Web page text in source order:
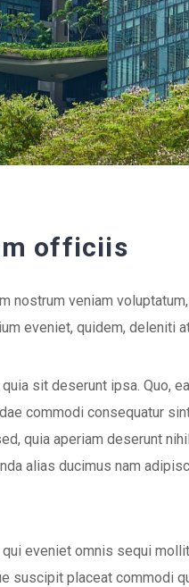
officiis
nostrum veniam
eveniet, quidem, deleniti
quia sit deserunt ipsa. Quo,
commodi consequatur
quia aperiam deserunt
alias ducimus nam
eveniet omnis sequi
suscipit placeat commodi